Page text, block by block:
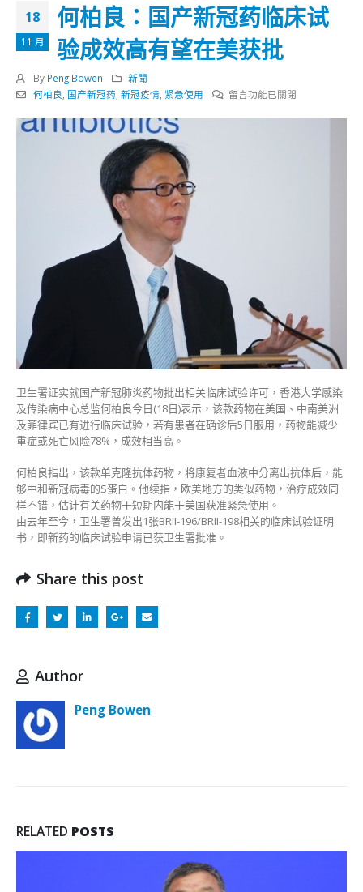
18
11 月
何柏良：国产新冠药临床试
验成效高有望在美获批
By Peng Bowen
新聞
何柏良 国产新冠药 新冠疫情, 紧急使用
在
验
成
效
高
有
望
在
美
获
批〉
留言功能已關閉
卫生署证实就国产新冠肺炎药物批出相关临床试验许可，香港大学感染
及传染病中心总监何柏良今日(18日)表示，该款药物在美国、中南美洲
及菲律宾已有进行临床试验，若有患者在确诊后5日服用，药物能减少
重症或死亡风险78%，成效相当高。
何柏良指出，该款单克隆抗体药物，将康复者血液中分离出抗体后，能
够中和新冠病毒的S蛋白。他续指，欧美地方的类似药物，治疗成效同
样不错，估计有关药物于短期内能于美国获准紧急使用。
由去年至今，卫生署曾发出1张BRII-196/BRII-198相关的临床试验证明
书，即新药的临床试验申请已获卫生署批准。
Share this post
Author
Peng Bowen
RELATED POSTS